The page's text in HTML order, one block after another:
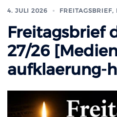
4. JULI 2026 FREITAGSBRIEF,
Freitagsbrief
27/26
aufklaerung-